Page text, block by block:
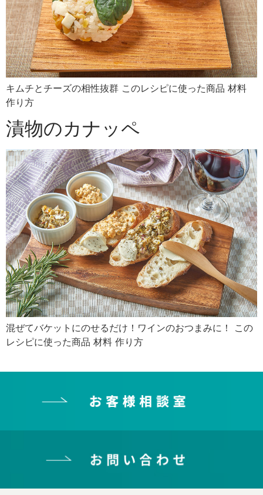
キムチとチーズの相性抜群 このレシピに使った商品 材料
作り方
漬物のカナッペ
混ぜてバケットにのせるだけ！ワインのおつまみに！ この
レシピに使った商品 材料 作り方